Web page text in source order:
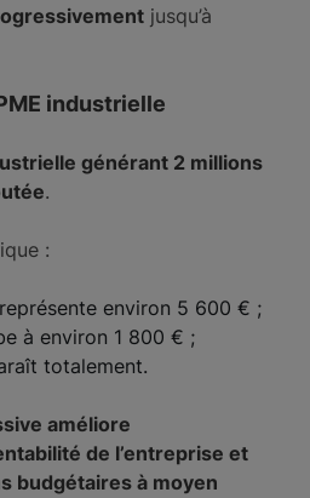
jusqu’à
industrielle
générant 2 millions
.
:
environ 5 600 € ;
à environ 1 800 € ;
totalement.
améliore
de l’entreprise et
budgétaires à moyen